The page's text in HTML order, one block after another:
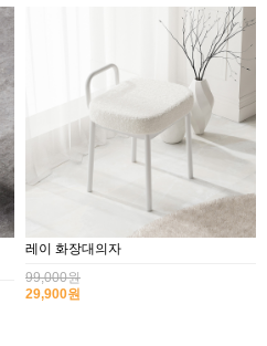
레이 화장대의자
99,000원
29,900원